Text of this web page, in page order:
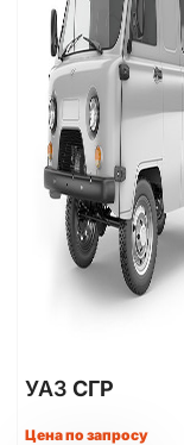
УАЗ СГР
Цена по запросу